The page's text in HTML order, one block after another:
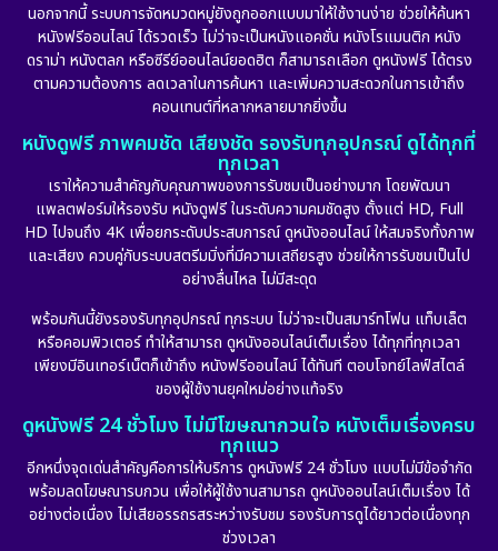
นอกจากนี้ ระบบการจัดหมวดหมู่ยังถูกออกแบบมาให้ใช้งานง่าย ช่วยให้ค้นหา
หนังฟรีออนไลน์ ได้รวดเร็ว ไม่ว่าจะเป็นหนังแอคชั่น หนังโรแมนติก หนัง
ดราม่า หนังตลก หรือซีรีย์ออนไลน์ยอดฮิต ก็สามารถเลือก ดูหนังฟรี ได้ตรง
ตามความต้องการ ลดเวลาในการค้นหา และเพิ่มความสะดวกในการเข้าถึง
คอนเทนต์ที่หลากหลายมากยิ่งขึ้น
หนังดูฟรี ภาพคมชัด เสียงชัด รองรับทุกอุปกรณ์ ดูได้ทุกที่
ทุกเวลา
เราให้ความสำคัญกับคุณภาพของการรับชมเป็นอย่างมาก โดยพัฒนา
แพลตฟอร์มให้รองรับ หนังดูฟรี ในระดับความคมชัดสูง ตั้งแต่ HD, Full
HD ไปจนถึง 4K เพื่อยกระดับประสบการณ์ ดูหนังออนไลน์ ให้สมจริงทั้งภาพ
และเสียง ควบคู่กับระบบสตรีมมิ่งที่มีความเสถียรสูง ช่วยให้การรับชมเป็นไป
อย่างลื่นไหล ไม่มีสะดุด
พร้อมกันนี้ยังรองรับทุกอุปกรณ์ ทุกระบบ ไม่ว่าจะเป็นสมาร์ทโฟน แท็บเล็ต
หรือคอมพิวเตอร์ ทำให้สามารถ ดูหนังออนไลน์เต็มเรื่อง ได้ทุกที่ทุกเวลา
เพียงมีอินเทอร์เน็ตก็เข้าถึง หนังฟรีออนไลน์ ได้ทันที ตอบโจทย์ไลฟ์สไตล์
ของผู้ใช้งานยุคใหม่อย่างแท้จริง
ดูหนังฟรี 24 ชั่วโมง ไม่มีโฆษณากวนใจ หนังเต็มเรื่องครบ
ทุกแนว
อีกหนึ่งจุดเด่นสำคัญคือการให้บริการ ดูหนังฟรี 24 ชั่วโมง แบบไม่มีข้อจำกัด
พร้อมลดโฆษณารบกวน เพื่อให้ผู้ใช้งานสามารถ ดูหนังออนไลน์เต็มเรื่อง ได้
อย่างต่อเนื่อง ไม่เสียอรรถรสระหว่างรับชม รองรับการดูได้ยาวต่อเนื่องทุก
ช่วงเวลา